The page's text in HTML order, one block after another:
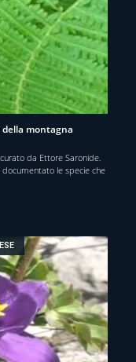
montagna
da Ettore Saronide.
documentato le specie che